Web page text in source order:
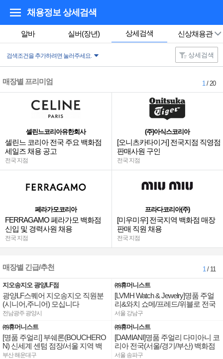
채용정보 상세검색
알바 실버(장년) 상세검색 신상채용관
검색조건을 추가하려면 눌러주세요. 상세검색
매장별 프리미엄 1/ 20
셀린느코리아유한회사
셀린느 코리아 전국 주요 백화점
세일즈 채용 공고
전국 지점
페라가모코리아
FERRAGAMO 페라가모 백화점
신입 및 경력사원 채용
전국 지점
(주)아식스코리아
[오니츠카타이거] 전국지점 직영점
판매사원 구인
전국 지점
프라다코리아(주)
[미우미우] 전국지역 백화점 매장
판매 직원 채용
전국 지점
매장별 긴급/추천 1/ 11
지오송지오 광양LF점
광양LF스퀘어 지오송지오 직원분
(시니어,주니어) 모십니다
전남광주 광양시
㈜휴머니스트
[명품 주얼리] 부쉐론(BOUCHERO
N) 신세계 센텀 점장/서울 지역 백
화점 판매사원 채용
부산 해운대구
㈜휴머니스트
[LVMH Watch & Jewelry]명품 주얼
리&와치 쇼메/프레드/위블로 전국
점장/부점장/판매사원 채용
서울 강남구
㈜휴머니스트
[DAMIANI]명품 주얼리 다미아니 코
리아 전국(서울/경기/부산) 백화점
부점장/판매사원 채용
서울 송파구